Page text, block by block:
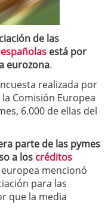
de las
está por
eurozona.
realizada por
la Comisión Europea
6.000 de ellas del
parte de las pymes
a los créditos
mencionó
para las
que la media